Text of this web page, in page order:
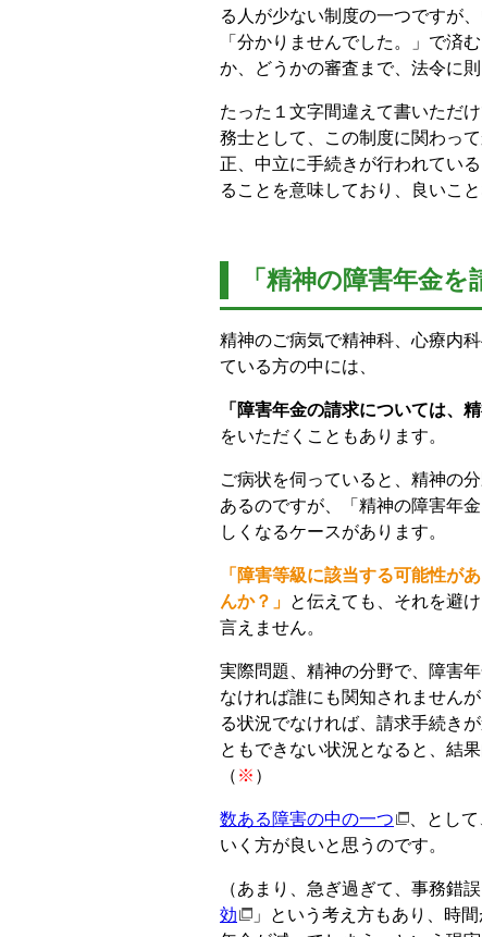
る人が少ない制度の一つですが
「分かりませんでした。」で済
か、どうかの審査まで、法令に
たった１文字間違えて書いただ
務士として、この制度に関わっ
正、中立に手続きが行われてい
ることを意味しており、良いこ
「精神の障害年金
精神のご病気で精神科、心療内
ている方の中には、
「障害年金の請求については、
をいただくこともあります。
ご病状を伺っていると、精神の
あるのですが、「精神の障害年
しくなるケースがあります。
「障害等級に該当する可能性が
んか？」 と伝えても、それを避
言えません。
実際問題、精神の分野で、障害
なければ誰にも関知されません
る状況でなければ、請求手続き
ともできない状況となると、結
（ ※ ）
数ある障害の中の一つ
、とし
いく方が良いと思うのです。
（あまり、急ぎ過ぎて、事務錯
効
」という考え方もあり、時